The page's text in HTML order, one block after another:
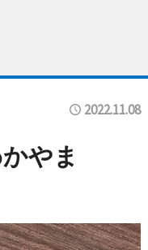
2022.11.08
やま